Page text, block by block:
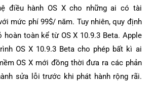
điều hành OS X cho những ai có tài
mức phí 99$/ năm. Tuy nhiên, quy định
hoàn toàn kể từ OS X 10.9.3 Beta. Apple
OS X 10.9.3 Beta cho phép bất kì ai
OS X mới đồng thời đưa ra các phản
sửa lỗi trước khi phát hành rộng rãi.